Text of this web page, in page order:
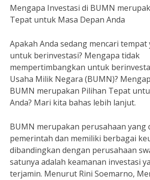
Mengapa Investasi di BUMN
Tepat untuk Masa Depan Anda
Apakah Anda sedang mencari tempat
untuk berinvestasi? Mengapa tidak
mempertimbangkan untuk
Usaha Milik Negara (BUMN)?
BUMN merupakan Pilihan Tepat
Anda? Mari kita bahas lebih lanjut.
BUMN merupakan perusahaan yang
pemerintah dan memiliki berbagai
dibandingkan dengan perusahaan
satunya adalah keamanan investasi
terjamin. Menurut Rini Soemarno,